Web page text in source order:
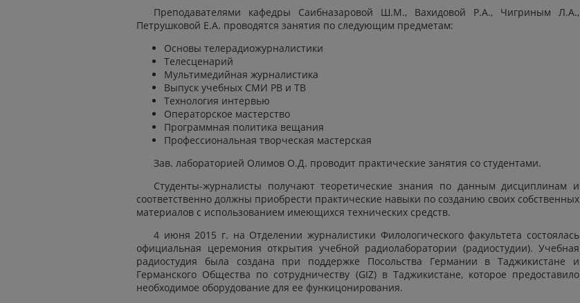
Преподавателями кафедры Саибназаровой Ш.М., Вахидовой Р.А., Чигриным Л.А.,
Петрушковой Е.А. проводятся занятия по следующим предметам:
Основы телерадиожурналистики
Телесценарий
Мультимедийная журналистика
Выпуск учебных СМИ РВ и ТВ
Технология интервью
Операторское мастерство
Программная политика вещания
Профессиональная творческая мастерская
Зав. лабораторией Олимов О.Д. проводит практические занятия со студентами.
Студенты-журналисты получают теоретические знания по данным дисциплинам и
соответственно должны приобрести практические навыки по созданию своих собственных
материалов с использованием имеющихся технических средств.
4 июня 2015 г. на Отделении журналистики Филологического факультета состоялась
официальная церемония открытия учебной радиолаборатории (радиостудии). Учебная
радиостудия была создана при поддержке Посольства Германии в Таджикистане и
Германского Общества по сотрудничеству (GIZ) в Таджикистане, которое предоставило
необходимое оборудование для ее функицонирования.